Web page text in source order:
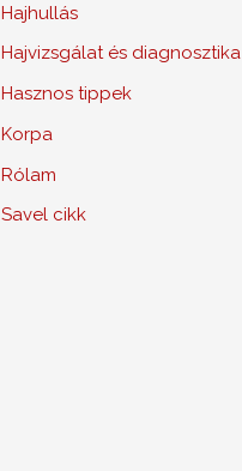
Hajhullás
Hajvizsgálat és diagnosztika
Hasznos tippek
Korpa
Rólam
Savel cikk